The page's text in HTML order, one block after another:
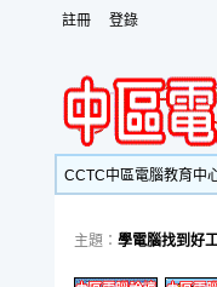
註冊 登錄
CCTC中區電腦教育中
主題： 學電腦找到好